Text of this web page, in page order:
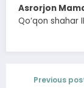
Asrorjon
Qo‘qon shahar
Previous